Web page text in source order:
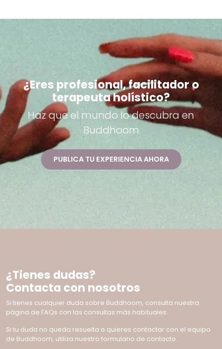
¿Eres profesional, facilitador o
terapeuta holístico?
Haz que el mundo lo descubra en
Buddhoom
PUBLICA TU EXPERIENCIA AHORA
¿Tienes dudas?
Contacta con nosotros
Si tienes cualquier duda sobre Buddhoom, consulta nuestra
página de FAQs con las consultas más habituales.
Si tu duda no queda resuelta o quieres contactar con el equipo
de Buddhoom, utiliza nuestro formulario de contacto.